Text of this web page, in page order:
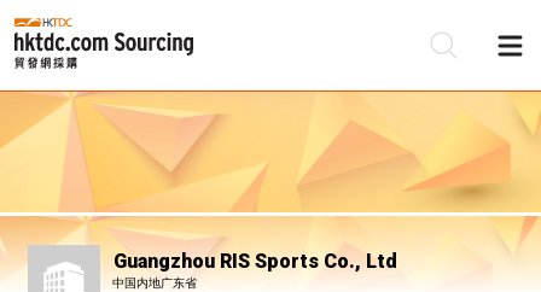
Guangzhou RIS Sports Co., Ltd
中国内地广东省